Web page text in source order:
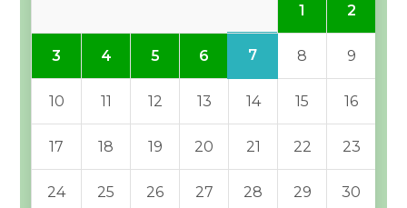
1 2
3 4 5 6 7 8 9
10 11 12 13 14 15 16
17 18 19 20 21 22 23
24 25 26 27 28 29 30